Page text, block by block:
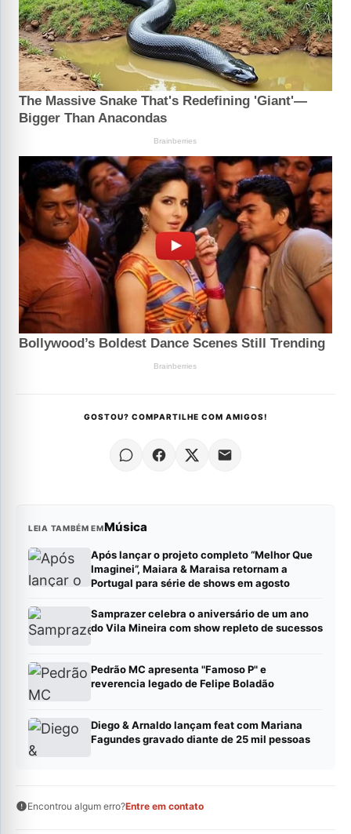
GOSTOU? COMPARTILHE COM AMIGOS!
LEIA TAMBÉM EMMúsica
Após lançar o projeto completo “Melhor Que
Imaginei”, Maiara & Maraisa retornam a
Portugal para série de shows em agosto
Samprazer celebra o aniversário de um ano
do Vila Mineira com show repleto de sucessos
Pedrão MC apresenta "Famoso P" e
reverencia legado de Felipe Boladão
Diego & Arnaldo lançam feat com Mariana
Fagundes gravado diante de 25 mil pessoas
Encontrou algum erro?Entre em contato